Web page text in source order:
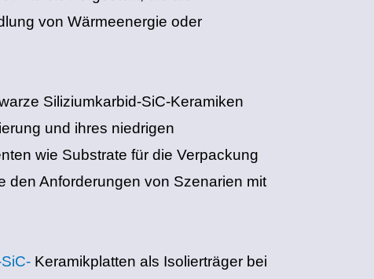
von Wärmeenergie oder
Siliziumkarbid-SiC-Keramiken
und ihres niedrigen
wie Substrate für die Verpackung
den Anforderungen von Szenarien mit
Keramikplatten als Isolierträger bei